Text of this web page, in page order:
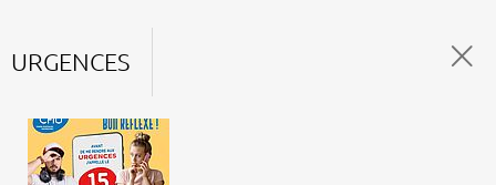
URGENCES